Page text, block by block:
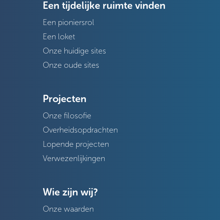
Een tijdelijke ruimte vinden
Een pioniersrol
Een loket
Onze huidige sites
Onze oude sites
Projecten
Onze filosofie
Overheidsopdrachten
Lopende projecten
Verwezenlijkingen
Wie zijn wij?
Onze waarden